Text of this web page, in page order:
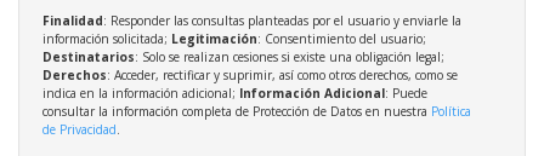
Finalidad: Responder las consultas planteadas por el usuario y enviarle la
información solicitada; Legitimación: Consentimiento del usuario;
Destinatarios: Solo se realizan cesiones si existe una obligación legal;
Derechos: Acceder, rectificar y suprimir, así como otros derechos, como se
indica en la información adicional; Información Adicional: Puede
consultar la información completa de Protección de Datos en nuestra Política
de Privacidad